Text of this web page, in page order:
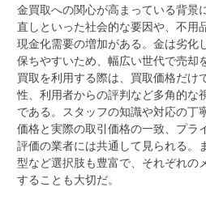
金買取への関心が高まっている背景
直しといった社会的な要因や、不用
現金化需要の増加がある。金は劣化
保ちやすいため、幅広い世代で売却
買取を利用する際は、買取価格だけ
性、利用者からの評判など多角的な
である。スタッフの知識や対応の丁
価格と実際の取引価格の一致、プラ
評価の業者には共通して見られる。
型など選択肢も豊富で、それぞれの
することも大切だ。